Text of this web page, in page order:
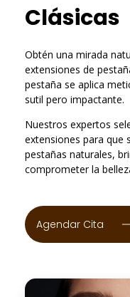
Clásicas
Obtén una mirada
extensiones de
pestaña se aplica
sutil pero impactante.
Nuestros expertos
extensiones para que
pestañas naturales,
comprometer la
Agendar Cita